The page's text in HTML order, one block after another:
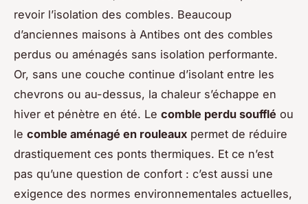
revoir l’isolation des combles. Beaucoup
d’anciennes maisons à Antibes ont des combles
perdus ou aménagés sans isolation performante.
Or, sans une couche continue d’isolant entre les
chevrons ou au-dessus, la chaleur s’échappe en
hiver et pénètre en été. Le comble perdu soufflé ou
le comble aménagé en rouleaux permet de réduire
drastiquement ces ponts thermiques. Et ce n’est
pas qu’une question de confort : c’est aussi une
exigence des normes environnementales actuelles,